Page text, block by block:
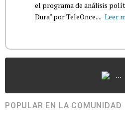
el programa de análisis
Dura" por TeleOnce.... Leer
...
POPULAR EN LA COMUNIDAD